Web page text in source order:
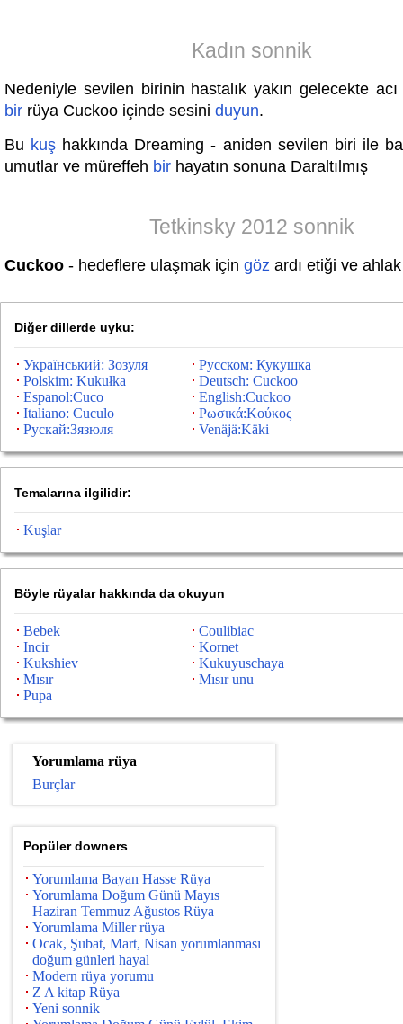
Kadın sonnik
Nedeniyle sevilen birinin hastalık yakın gelecekte
bir rüya Cuckoo içinde sesini duyun.
Bu kuş hakkında Dreaming - aniden sevilen biri ile
umutlar ve müreffeh bir hayatın sonuna Daraltılmış
Tetkinsky 2012 sonnik
Cuckoo - hedeflere ulaşmak için göz ardı etiği ve
Diğer dillerde uyku:
Український: Зозуля
Русском: Кукушка
Polskim: Kukułka
Deutsch: Cuckoo
Espanol:Cuco
English:Cuckoo
Italiano: Cuculo
Ρωσικά:Κούκος
Рускай:Зязюля
Venäjä:Käki
Temalarına ilgilidir:
Kuşlar
Böyle rüyalar hakkında da okuyun
Bebek
Coulibiac
Incir
Kornet
Kukshiev
Kukuyuschaya
Mısır
Mısır unu
Pupa
Yorumlama rüya
Burçlar
Popüler downers
Yorumlama Bayan Hasse Rüya
Yorumlama Doğum Günü Mayıs
Haziran Temmuz Ağustos Rüya
Yorumlama Miller rüya
Ocak, Şubat, Mart, Nisan yorumlanması
doğum günleri hayal
Modern rüya yorumu
Z A kitap Rüya
Yeni sonnik